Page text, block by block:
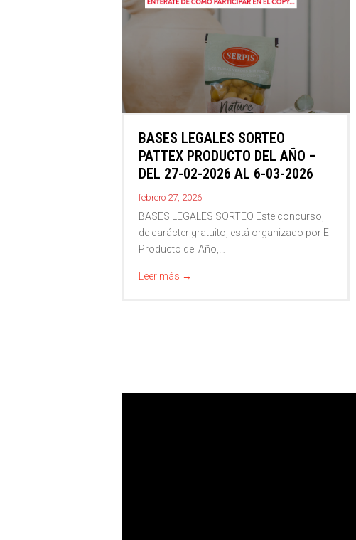
BASES LEGALES SORTEO
PATTEX PRODUCTO DEL AÑO –
DEL 27-02-2026 AL 6-03-2026
febrero 27, 2026
BASES LEGALES SORTEO Este concurso,
de carácter gratuito, está organizado por El
Producto del Año,…
Leer más →